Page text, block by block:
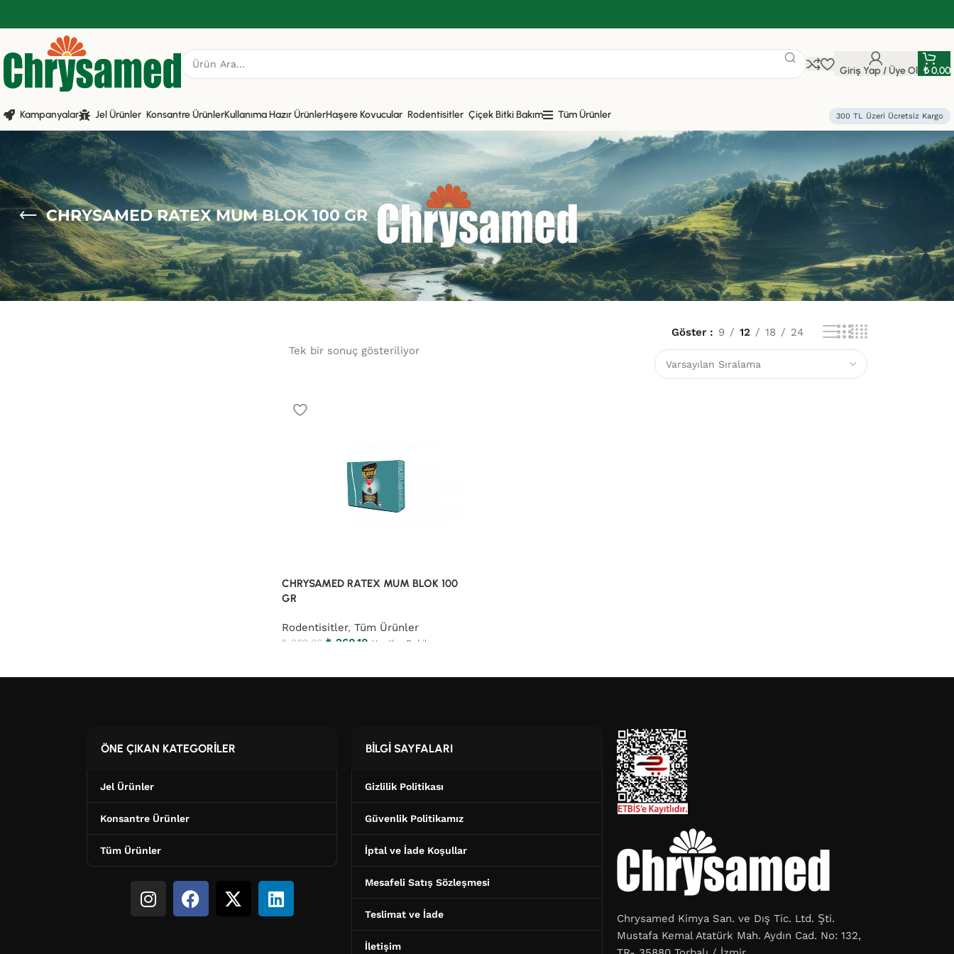
Giriş Yap / Üye Ol ₺0,00
Kampanyalar Jel Ürünler Konsantre ÜrünlerKullanıma Hazır ÜrünlerHaşere Kovucular Rodentisitler Çiçek Bitki Bakım Tüm Ürünler 300 TL Üzeri Ücretsiz Kargo
CHRYSAMED RATEX MUM BLOK 100 GR
Tek bir sonuç gösteriliyor
Göster 9 12 18 24
CHRYSAMED RATEX MUM BLOK 100
GR
Rodentisitler, Tüm Ürünler
₺ 289,00 ₺ 260,10 Vergiler Dahil
ÖNE ÇIKAN KATEGORİLER
Jel Ürünler
Konsantre Ürünler
Tüm Ürünler
BİLGİ SAYFALARI
Gizlilik Politikası
Güvenlik Politikamız
İptal ve İade Koşullar
Mesafeli Satış Sözleşmesi
Teslimat ve İade
İletişim
Chrysamed Kimya San. ve Dış Tic. Ltd. Şti.
Mustafa Kemal Atatürk Mah. Aydın Cad. No: 132,